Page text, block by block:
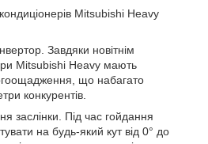
Mitsubishi Heavy
Завдяки новітнім
Mitsubishi Heavy мають
що набагато
конкурентів.
заслінки. Під час гойдання
на будь-який кут від 0° до